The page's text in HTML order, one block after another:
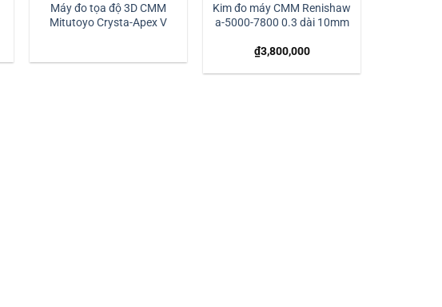
Máy đo tọa độ 3D CMM
Mitutoyo Crysta-Apex V
Kim đo máy CMM Renishaw
a-5000-7800 0.3 dài 10mm
₫3,800,000